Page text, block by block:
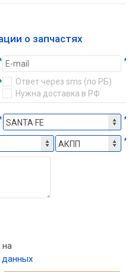
о запчастях
*
Ответ через sms (по РБ)
Нужна доставка в РФ
*
*
данных